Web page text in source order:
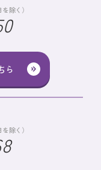
ら
除く）
除く）